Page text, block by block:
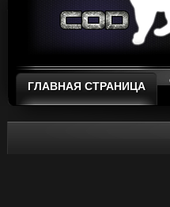
ГЛАВНАЯ СТРАНИЦА